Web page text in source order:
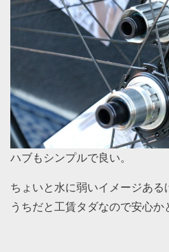
ハブもシンプルで良い。
ちょいと水に弱いイメージある
うちだと工賃タダなので安心か